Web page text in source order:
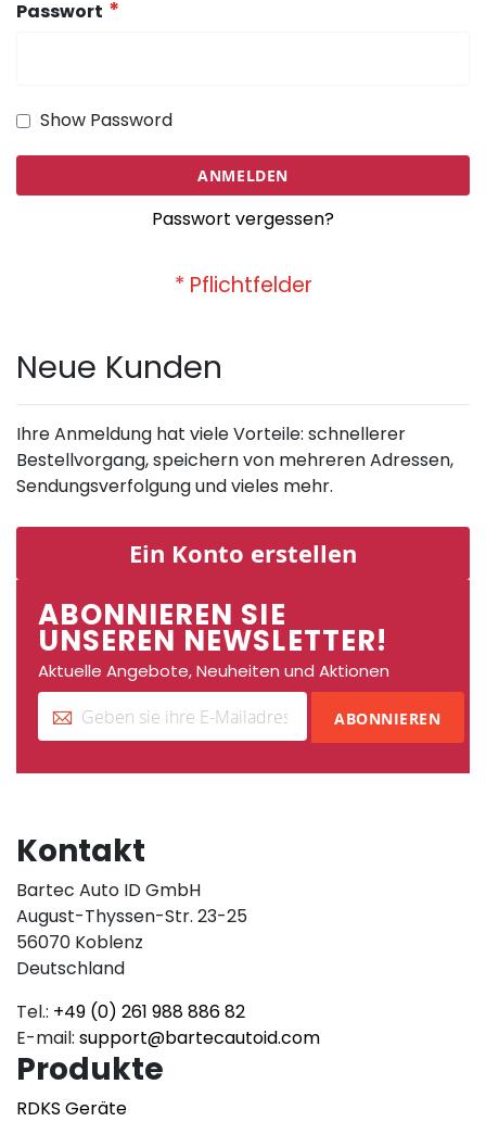
Passwort
Show Password
ANMELDEN
Passwort vergessen?
Neue Kunden
Ihre Anmeldung hat viele Vorteile: schnellerer
Bestellvorgang, speichern von mehreren Adressen,
Sendungsverfolgung und vieles mehr.
Ein Konto erstellen
ABONNIEREN SIE
UNSEREN NEWSLETTER!
Aktuelle Angebote, Neuheiten und Aktionen
ABONNIEREN
Kontakt
Bartec Auto ID GmbH
August-Thyssen-Str. 23-25
56070 Koblenz
Deutschland
Tel.: +49 (0) 261 988 886 82
E-mail: support@bartecautoid.com
Produkte
RDKS Geräte